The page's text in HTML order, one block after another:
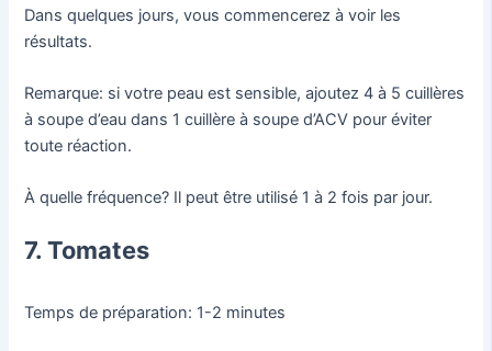
Dans quelques jours, vous commencerez à voir les
résultats.
Remarque: si votre peau est sensible, ajoutez 4 à 5 cuillères
à soupe d’eau dans 1 cuillère à soupe d’ACV pour éviter
toute réaction.
À quelle fréquence? Il peut être utilisé 1 à 2 fois par jour.
7. Tomates
Temps de préparation: 1-2 minutes